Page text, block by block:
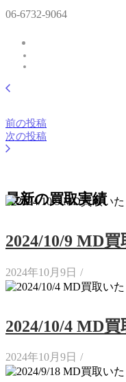
06-6732-9064
前の投稿
次の投稿
最新の買取実績
2024/10/9 MD
2024年10月9日 /
2024/10/4 MD
2024年10月9日 /